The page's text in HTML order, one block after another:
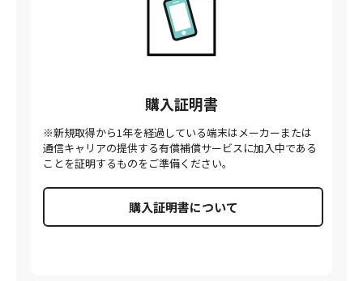
購入証明書
※新規取得から1年を経過している端末はメーカーまたは
通信キャリアの提供する有償補償サービスに加入中である
ことを証明するものをご準備ください。
購入証明書について